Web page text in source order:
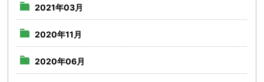
2021年03月
2020年11月
2020年06月